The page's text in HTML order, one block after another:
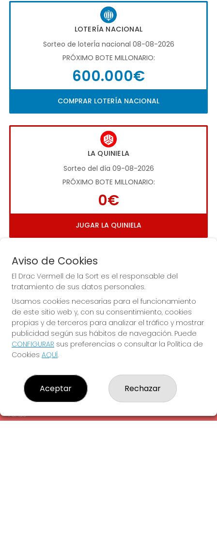
LOTERÍA NACIONAL
Sorteo de loterÍa nacional 08-08-2026
PRÓXIMO BOTE MILLONARIO:
600.000€
COMPRAR LOTERÍA NACIONAL
LA QUINIELA
Sorteo del día 09-08-2026
PRÓXIMO BOTE MILLONARIO:
0€
JUGAR LA QUINIELA
Imagen anterior
EL DRAC VERMELL DE LA SORT
¿Quiénes somos?
Comprar lotería
Contacto
Empresas
Peñas
Aviso de Cookies
El Drac Vermell de la Sort es el responsable del
tratamiento de sus datos personales.
Usamos cookies necesarias para el funcionamiento
de este sitio web y, con su consentimiento, cookies
propias y de terceros para analizar el tráfico y mostrar
publicidad según sus hábitos de navegación. Puede
CONFIGURAR sus preferencias o consultar la Política de
Cookies AQUÍ.
Aceptar Rechazar